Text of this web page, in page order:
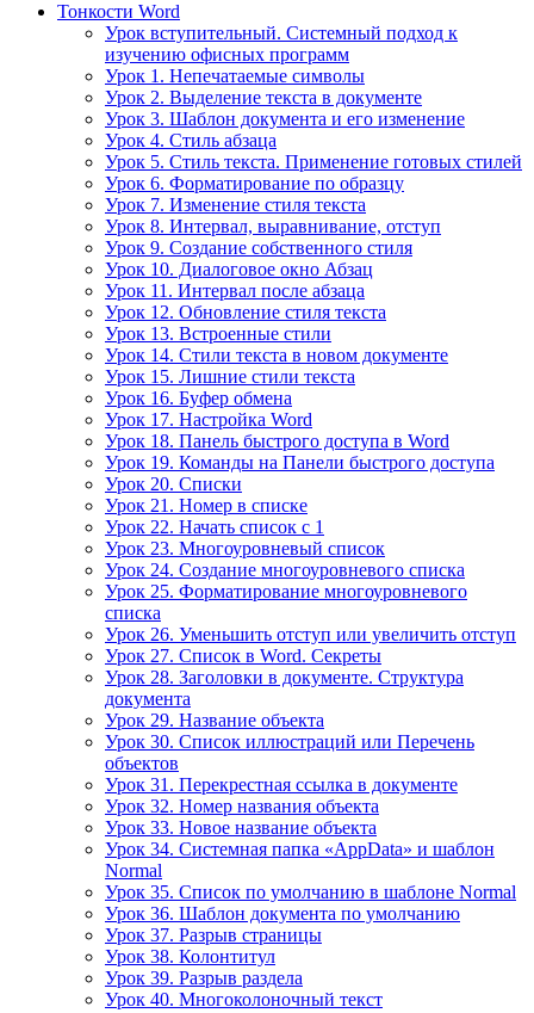
Тонкости Word
Урок вступительный. Системный подход к
изучению офисных программ
Урок 1. Непечатаемые символы
Урок 2. Выделение текста в документе
Урок 3. Шаблон документа и его изменение
Урок 4. Стиль абзаца
Урок 5. Стиль текста. Применение готовых стилей
Урок 6. Форматирование по образцу
Урок 7. Изменение стиля текста
Урок 8. Интервал, выравнивание, отступ
Урок 9. Создание собственного стиля
Урок 10. Диалоговое окно Абзац
Урок 11. Интервал после абзаца
Урок 12. Обновление стиля текста
Урок 13. Встроенные стили
Урок 14. Стили текста в новом документе
Урок 15. Лишние стили текста
Урок 16. Буфер обмена
Урок 17. Настройка Word
Урок 18. Панель быстрого доступа в Word
Урок 19. Команды на Панели быстрого доступа
Урок 20. Списки
Урок 21. Номер в списке
Урок 22. Начать список с 1
Урок 23. Многоуровневый список
Урок 24. Создание многоуровневого списка
Урок 25. Форматирование многоуровневого
списка
Урок 26. Уменьшить отступ или увеличить отступ
Урок 27. Список в Word. Секреты
Урок 28. Заголовки в документе. Структура
документа
Урок 29. Название объекта
Урок 30. Список иллюстраций или Перечень
объектов
Урок 31. Перекрестная ссылка в документе
Урок 32. Номер названия объекта
Урок 33. Новое название объекта
Урок 34. Системная папка «AppData» и шаблон
Normal
Урок 35. Список по умолчанию в шаблоне Normal
Урок 36. Шаблон документа по умолчанию
Урок 37. Разрыв страницы
Урок 38. Колонтитул
Урок 39. Разрыв раздела
Урок 40. Многоколоночный текст